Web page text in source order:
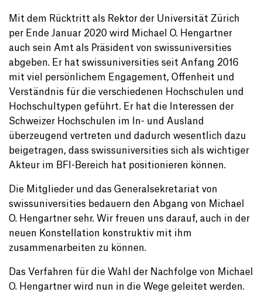
Mit dem Rücktritt als Rektor der Universität Zürich
per Ende Januar 2020 wird Michael O. Hengartner
auch sein Amt als Präsident von swissuniversities
abgeben. Er hat swissuniversities seit Anfang 2016
mit viel persönlichem Engagement, Offenheit und
Verständnis für die verschiedenen Hochschulen und
Hochschultypen geführt. Er hat die Interessen der
Schweizer Hochschulen im In- und Ausland
überzeugend vertreten und dadurch wesentlich dazu
beigetragen, dass swissuniversities sich als wichtiger
Akteur im BFI-Bereich hat positionieren können.
Die Mitglieder und das Generalsekretariat von
swissuniversities bedauern den Abgang von Michael
O. Hengartner sehr. Wir freuen uns darauf, auch in der
neuen Konstellation konstruktiv mit ihm
zusammenarbeiten zu können.
Das Verfahren für die Wahl der Nachfolge von Michael
O. Hengartner wird nun in die Wege geleitet werden.